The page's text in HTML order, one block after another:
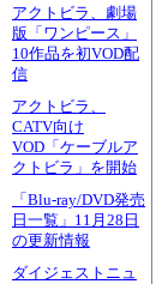
アクトビラ、劇場
版「ワンピース」
10作品を初VOD配
信
アクトビラ、
CATV向け
VOD「ケーブルア
クトビラ」を開始
「Blu-ray/DVD発売
日一覧」11月28日
の更新情報
ダイジェストニュ